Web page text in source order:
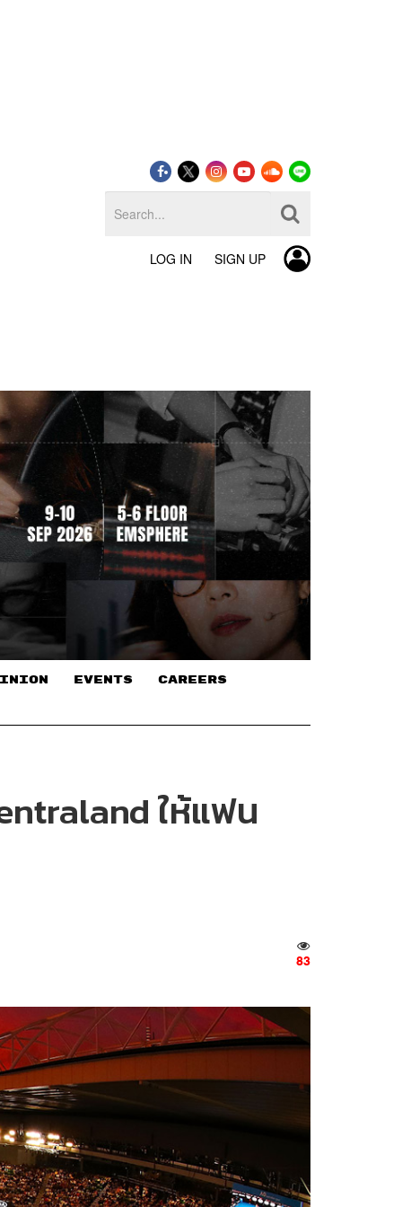
LOG IN SIGN UP
EVENTS CAREERS
ให้แฟน
83